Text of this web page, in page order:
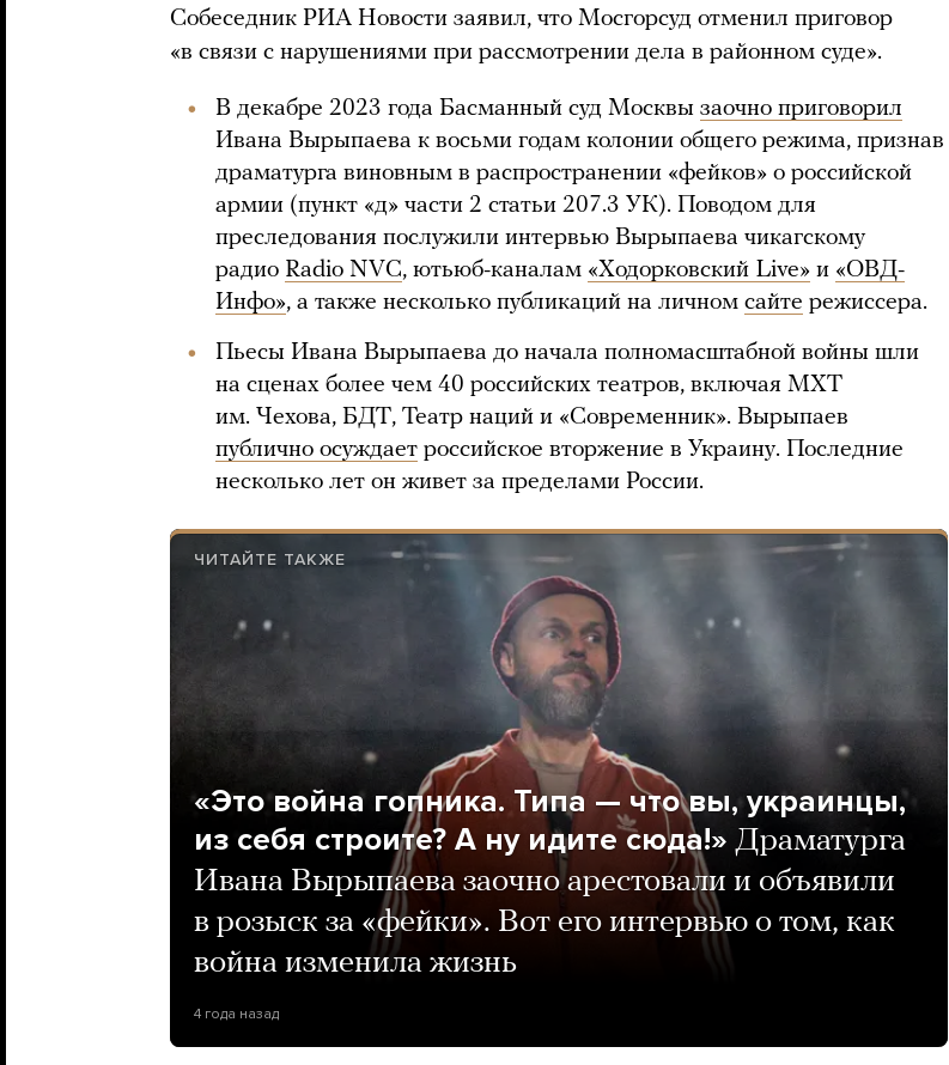
Собеседник РИА Новости заявил, что Мосгорсуд отменил приговор
«в связи с нарушениями при рассмотрении дела в районном суде».
В декабре 2023 года Басманный суд Москвы заочно приговорил
Ивана Вырыпаева к восьми годам колонии общего режима, признав
драматурга виновным в распространении «фейков» о российской
армии (пункт «д» части 2 статьи 207.3 УК). Поводом для
преследования послужили интервью Вырыпаева чикагскому
радио Radio NVC, ютьюб-каналам «Ходорковский Live» и «ОВД-
Инфо», а также несколько публикаций на личном сайте режиссера.
Пьесы Ивана Вырыпаева до начала полномасштабной войны шли
на сценах более чем 40 российских театров, включая МХТ
им. Чехова, БДТ, Театр наций и «Современник». Вырыпаев
публично осуждает российское вторжение в Украину. Последние
несколько лет он живет за пределами России.
ЧИТАЙТЕ ТАКЖЕ
«Это война гопника. Типа — что вы, украинцы,
из себя строите? А ну идите сюда!» Драматурга
Ивана Вырыпаева заочно арестовали и объявили
в розыск за «фейки». Вот его интервью о том, как
война изменила жизнь
4 года назад